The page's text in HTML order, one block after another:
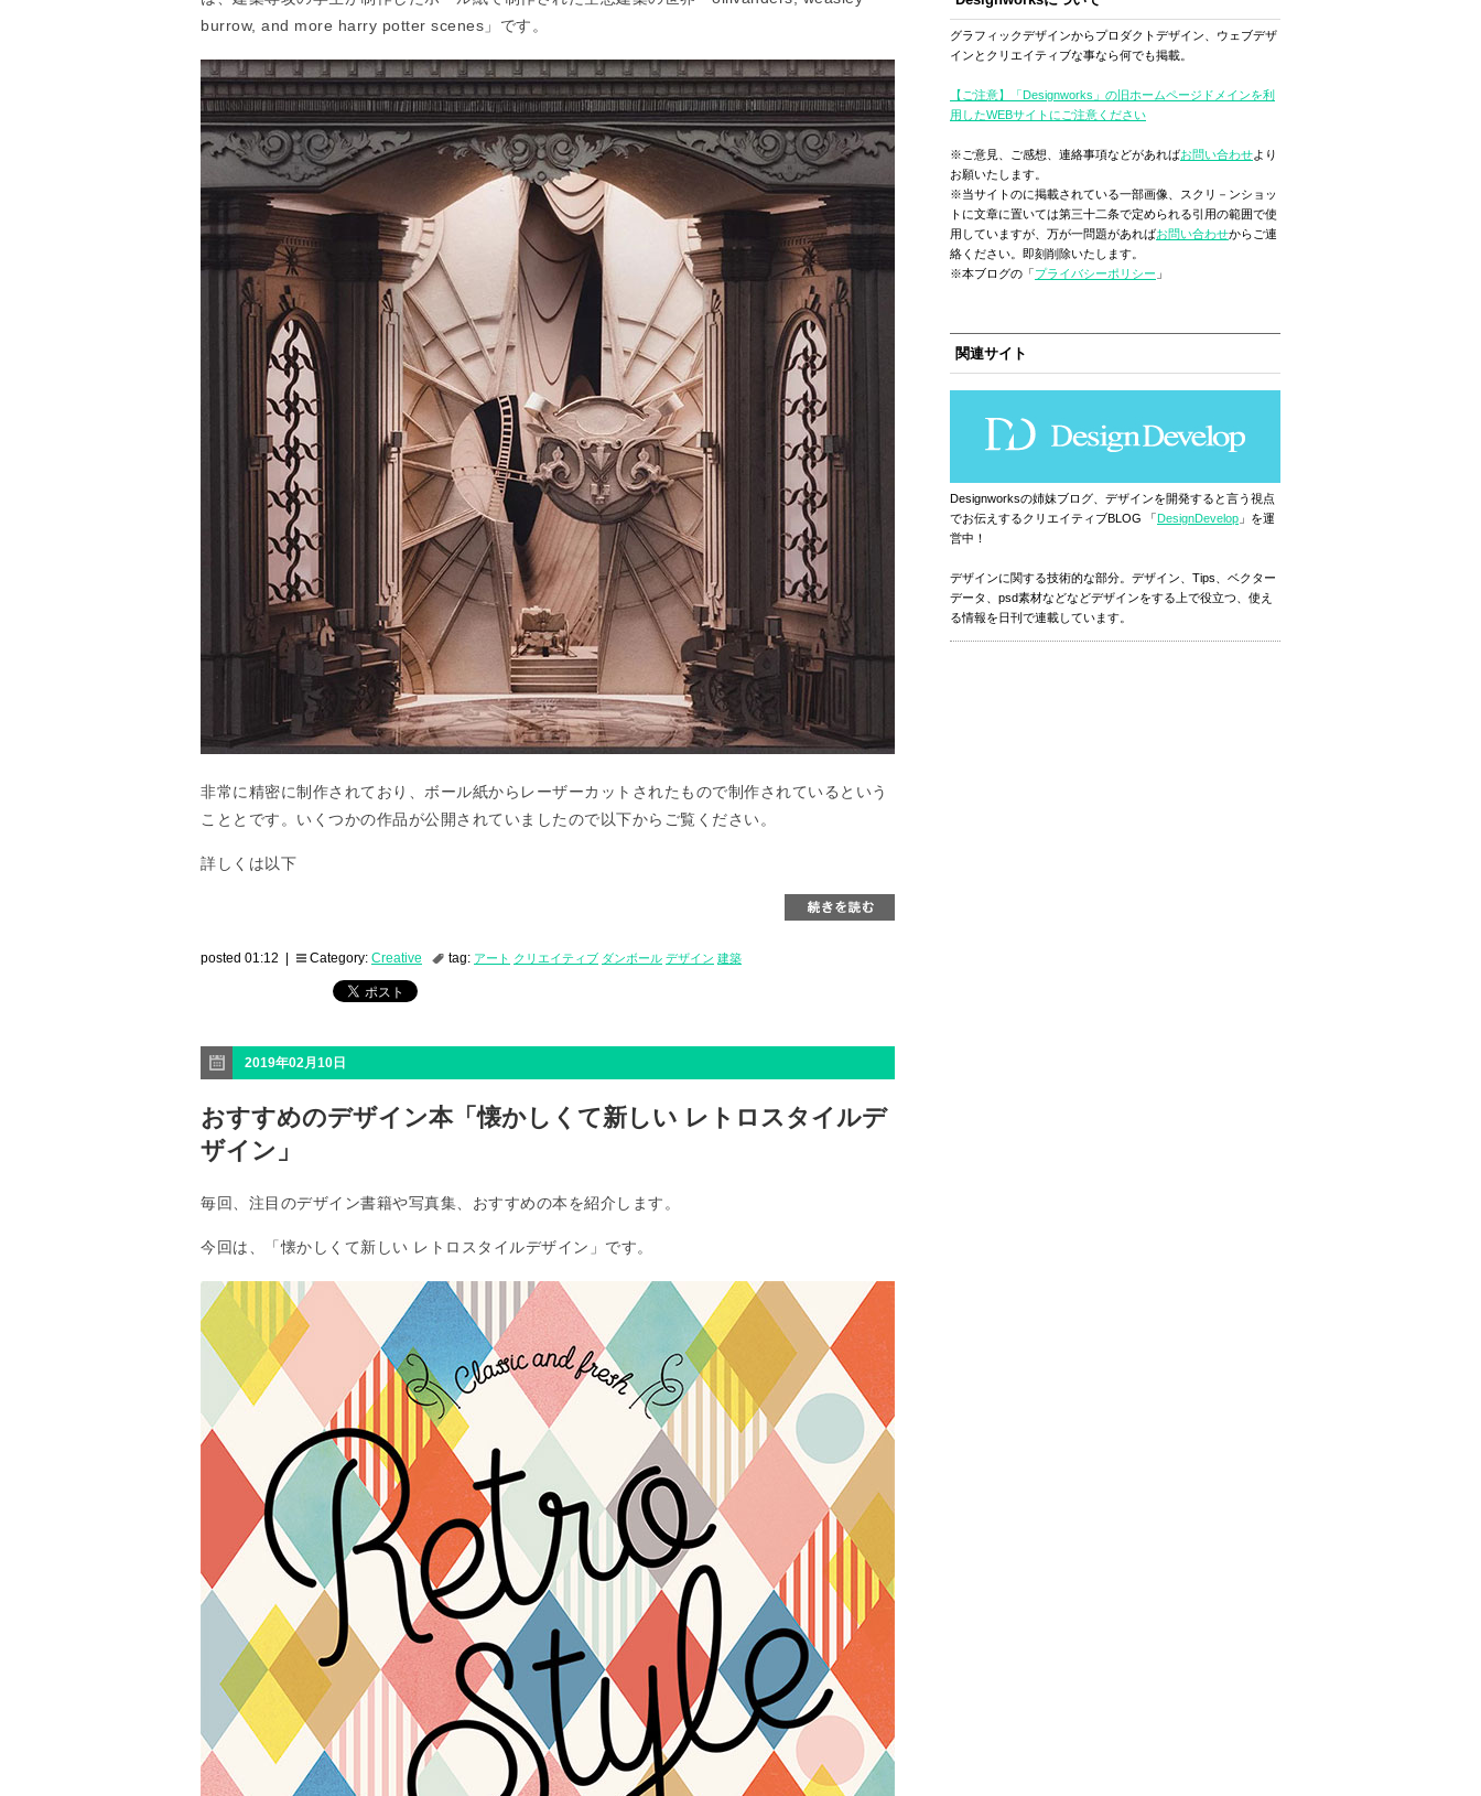
burrow, and more harry potter scenes」です。
非常に精密に制作されており、ボール紙からレーザーカットされたもので制作されているという
こととです。いくつかの作品が公開されていましたので以下からご覧ください。
詳しくは以下
posted 01:12 | Category: Creative tag: アート クリエイティブ ダンボール デザイン 建築
2019年02月10日
おすすめのデザイン本「懐かしくて新しい レトロスタイルデ
ザイン」
毎回、注目のデザイン書籍や写真集、おすすめの本を紹介します。
今回は、「懐かしくて新しい レトロスタイルデザイン」です。
グラフィックデザインからプロダクトデザイン、ウェブデザ
インとクリエイティブな事なら何でも掲載。
【ご注意】「Designworks」の旧ホームページドメインを利
用したWEBサイトにご注意ください
※ご意見、ご感想、連絡事項などがあればお問い合わせより
お願いたします。
※当サイトのに掲載されている一部画像、スクリ－ンショッ
トに文章に置いては第三十二条で定められる引用の範囲で使
用していますが、万が一問題があればお問い合わせからご連
絡ください。即刻削除いたします。
※本ブログの「プライバシーポリシー 」
関連サイト
Designworksの姉妹ブログ、デザインを開発すると言う視点
でお伝えするクリエイティブBLOG 「DesignDevelop 」を運
営中！
デザインに関する技術的な部分。デザイン、Tips、ベクター
データ、psd素材などなどデザインをする上で役立つ、使え
る情報を日刊で連載しています。